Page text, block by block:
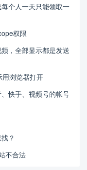
个人一天只能领取一
权限
，全部显示都是发送
用浏览器打开
快手、视频号的帐号
？
不合法